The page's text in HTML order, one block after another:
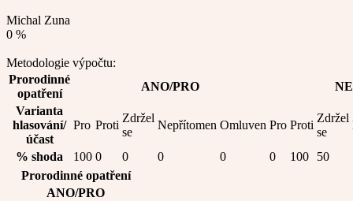
Michal Zuna
0 %
Metodologie výpočtu:
Prorodinné
opatření
ANO/PRO
Varianta
hlasování/
účast
Pro Proti
Zdržel
se
Nepřítomen Omluven Pro Proti
Zdržel
se
% shoda 100 0 0 0 0 0 100 50
Prorodinné opatření
ANO/PRO